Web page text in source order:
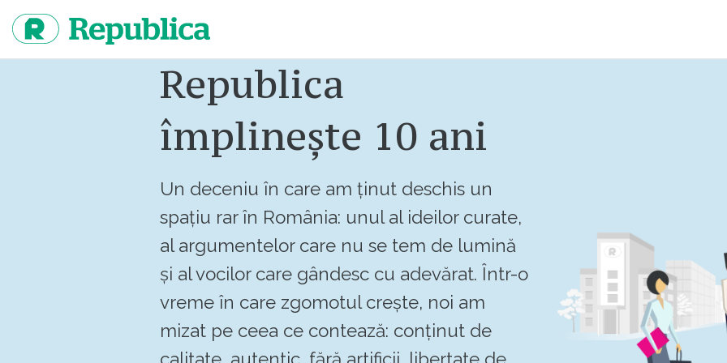
continut
Republica
împlinește 10 ani
Un deceniu în care am ținut deschis un
spațiu rar în România: unul al ideilor curate,
al argumentelor care nu se tem de lumină
și al vocilor care gândesc cu adevărat. Într-o
vreme în care zgomotul crește, noi am
mizat pe ceea ce contează: conținut de